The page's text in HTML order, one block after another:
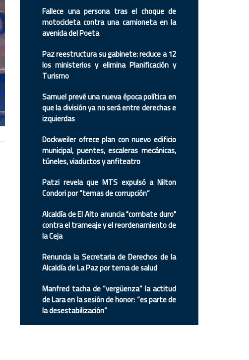
Fallece una persona tras el choque de
motocicleta contra una camioneta en la
avenida del Poeta
Paz reestructura su gabinete: reduce a 12
los ministerios y elimina Planificación y
Turismo
Samuel prevé una nueva época política en
que la división ya no será entre derechas e
izquierdas
Dockweiler ofrece plan con nuevo edificio
municipal, puentes, escaleras mecánicas,
túneles, viaductos y anfiteatro
Patzi revela que MTS expulsó a Nilton
Condori por “temas de corrupción”
Alcaldía de El Alto anuncia "combate duro"
contra el trameaje y el reordenamiento de
la Ceja
Renuncia la Secretaria de Derechos de la
Alcaldía de La Paz por tema de salud
Manfred tacha de “vergüenza” la actitud
de Lara en la sesión de honor: “es parte de
la desestabilización”